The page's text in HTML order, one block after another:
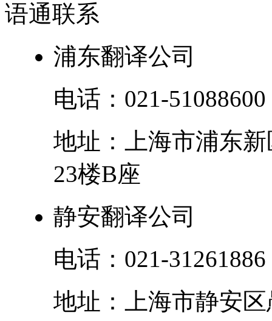
语通联系
浦东翻译公司
电话： 021-51088600
地址：
上海市浦东新
23楼B座
静安翻译公司
电话： 021-31261886
地址：
上海市静安区